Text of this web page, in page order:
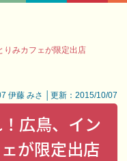
りみカフェが限定出店
伊藤 みさ │更新：2015/10/07
広鳥、イン
が限定出店